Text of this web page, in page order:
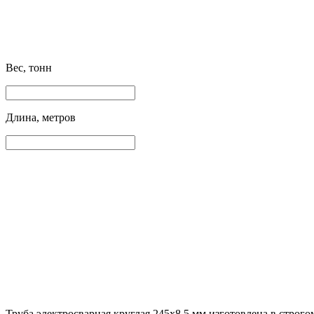
Вес, тонн
Длина, метров